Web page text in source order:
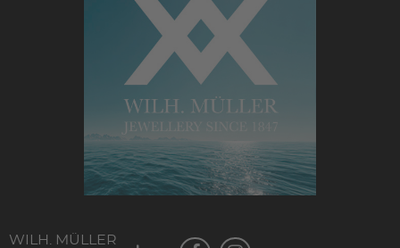
WILH. MÜLLER